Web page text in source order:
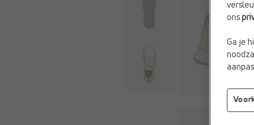
ons
Ga je